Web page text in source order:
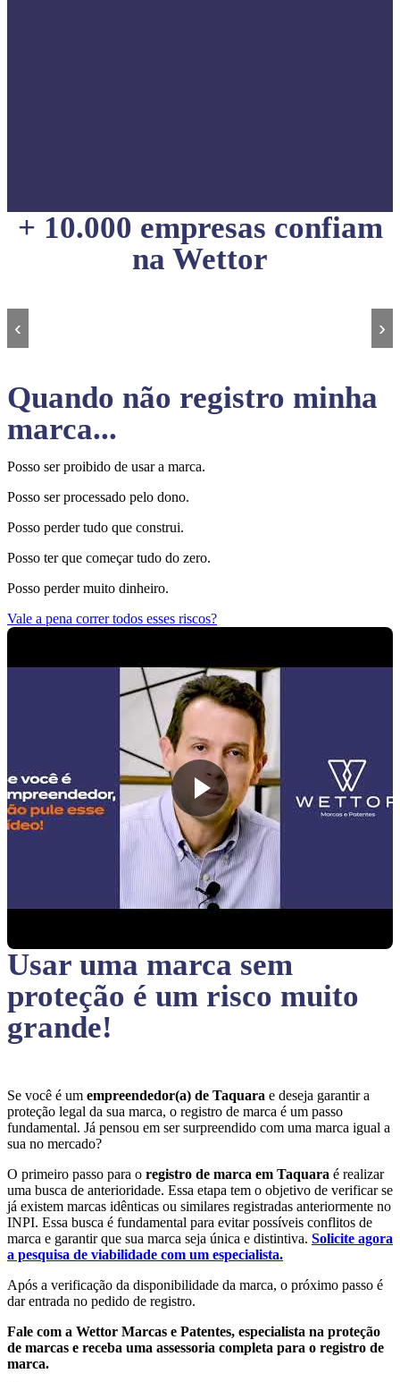
+ 10.000 empresas confiam
na Wettor
‹ ›
Quando não registro minha
marca...
Posso ser proibido de usar a marca.
Posso ser processado pelo dono.
Posso perder tudo que construi.
Posso ter que começar tudo do zero.
Posso perder muito dinheiro.
Vale a pena correr todos esses riscos?
Usar uma marca sem
proteção é um risco muito
grande!
Se você é um empreendedor(a) de Taquara e deseja garantir a
proteção legal da sua marca, o registro de marca é um passo
fundamental. Já pensou em ser surpreendido com uma marca igual a
sua no mercado?
O primeiro passo para o registro de marca em Taquara é realizar
uma busca de anterioridade. Essa etapa tem o objetivo de verificar se
já existem marcas idênticas ou similares registradas anteriormente no
INPI. Essa busca é fundamental para evitar possíveis conflitos de
marca e garantir que sua marca seja única e distintiva. Solicite agora
a pesquisa de viabilidade com um especialista.
Após a verificação da disponibilidade da marca, o próximo passo é
dar entrada no pedido de registro.
Fale com a Wettor Marcas e Patentes, especialista na proteção
de marcas e receba uma assessoria completa para o registro de
marca.